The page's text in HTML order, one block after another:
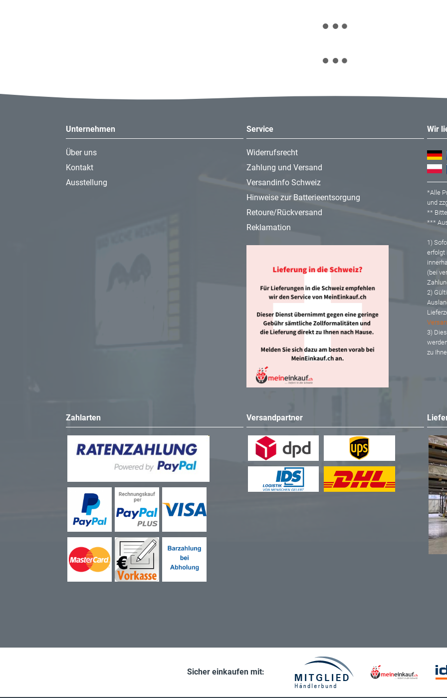
Unternehmen
Über uns
Kontakt
Ausstellung
Service
Widerrufsrecht
Zahlung und Versand
Versandinfo Schweiz
Hinweise zur Batterieentsorgung
Retoure/Rückversand
Reklamation
Wir
*Alle
und
**
***
1)
erfolgt
(bei
2)
3)
zu
Zahlarten Versandpartner
Sicher einkaufen mit: